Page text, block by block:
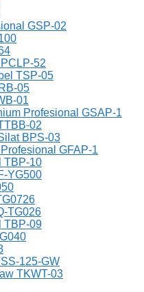
GSP-02
52
TSP-05
05
01
Profesional GSAP-1
02
BPS-03
GFAP-1
TBP-10
YG500
TG026
TBP-09
125-GW
TKWT-03